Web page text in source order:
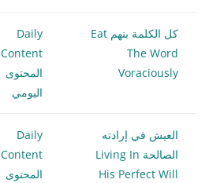
كل الكلمة بنهم Eat
The Word
Voraciously
Daily
Content
المحتوى
اليومي
العيش في إرادته
الصالحة Living In
His Perfect Will
Daily
Content
المحتوى